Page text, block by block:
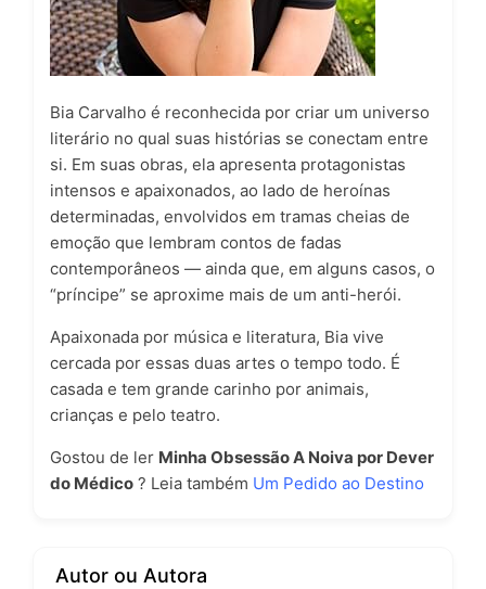
Bia Carvalho é reconhecida por criar um universo
literário no qual suas histórias se conectam entre
si. Em suas obras, ela apresenta protagonistas
intensos e apaixonados, ao lado de heroínas
determinadas, envolvidos em tramas cheias de
emoção que lembram contos de fadas
contemporâneos — ainda que, em alguns casos, o
“príncipe” se aproxime mais de um anti-herói.
Apaixonada por música e literatura, Bia vive
cercada por essas duas artes o tempo todo. É
casada e tem grande carinho por animais,
crianças e pelo teatro.
Gostou de ler Minha Obsessão A Noiva por Dever
do Médico ? Leia também Um Pedido ao Destino
Autor ou Autora